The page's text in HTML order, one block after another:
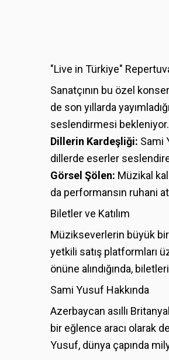
"Live in Türkiye"
Sanatçının bu özel
de son yıllarda
seslendirmesi bekleniyor.
Dillerin Kardeşliği: Sami
dillerde eserler
Görsel Şölen: Müzikal
da performansın ruhani
Biletler ve Katılım
Müzikseverlerin büyük
yetkili satış platformları
önüne alındığında,
Sami Yusuf Hakkında
Azerbaycan asıllı
bir eğlence aracı olarak
Yusuf, dünya çapında